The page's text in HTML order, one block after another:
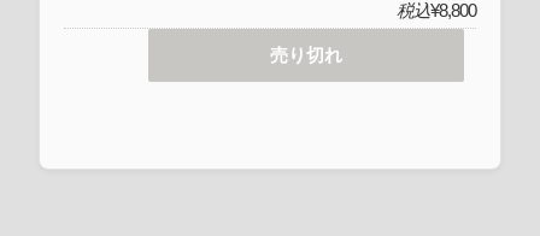
税込¥8,800
売り切れ